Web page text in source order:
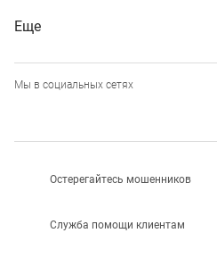
Еще
Мы в социальных сетях
Остерегайтесь мошенников
Служба помощи клиентам